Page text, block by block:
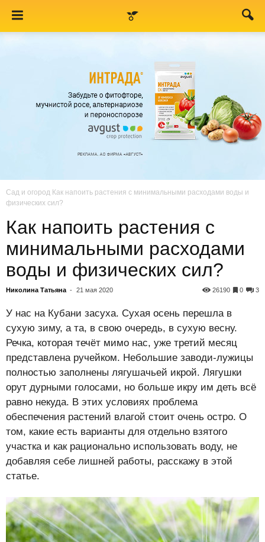
Сад и огород Как напоить растения с минимальными расходами воды и
физических сил?
Как напоить растения с
минимальными расходами
воды и физических сил?
Николина Татьяна - 21 мая 2020 3
0
26190
У нас на Кубани засуха. Сухая осень перешла в
сухую зиму, а та, в свою очередь, в сухую весну.
Речка, которая течёт мимо нас, уже третий месяц
представлена ручейком. Небольшие заводи-лужицы
полностью заполнены лягушачьей икрой. Лягушки
орут дурными голосами, но больше икру им деть всё
равно некуда. В этих условиях проблема
обеспечения растений влагой стоит очень остро. О
том, какие есть варианты для отдельно взятого
участка и как рационально использовать воду, не
добавляя себе лишней работы, расскажу в этой
статье.